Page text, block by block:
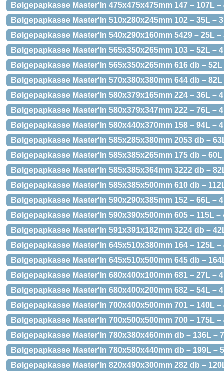
Bølgepapkasse Master'In 475x475x475mm 147 – 107L –
Bølgepapkasse Master'In 510x280x245mm 102 – 35L –
Bølgepapkasse Master'In 540x290x160mm 5429 – 25L –
Bølgepapkasse Master'In 565x350x265mm 103 – 52L –
Bølgepapkasse Master'In 565x350x265mm 616 db – 52L
Bølgepapkasse Master'In 570x380x380mm 644 db – 82L
Bølgepapkasse Master'In 580x379x165mm 224 – 36L –
Bølgepapkasse Master'In 580x379x347mm 222 – 76L –
Bølgepapkasse Master'In 580x440x370mm 158 – 94L –
Bølgepapkasse Master'In 585x285x380mm 2053 db –
Bølgepapkasse Master'In 585x385x265mm 175 db – 60L
Bølgepapkasse Master'In 585x385x364mm 3222 db –
Bølgepapkasse Master'In 585x385x500mm 610 db –
Bølgepapkasse Master'In 590x290x385mm 152 – 66L –
Bølgepapkasse Master'In 590x390x500mm 605 – 115L –
Bølgepapkasse Master'In 591x391x182mm 3224 db –
Bølgepapkasse Master'In 645x510x380mm 164 – 125L –
Bølgepapkasse Master'In 645x510x500mm 645 db –
Bølgepapkasse Master'In 680x400x100mm 681 – 27L –
Bølgepapkasse Master'In 680x400x200mm 682 – 54L –
Bølgepapkasse Master'In 700x400x500mm 701 – 140L –
Bølgepapkasse Master'In 700x500x500mm 700 – 175L –
Bølgepapkasse Master'In 780x380x460mm db – 136L –
Bølgepapkasse Master'In 780x580x440mm db – 199L –
Bølgepapkasse Master'In 820x490x300mm 282 db –